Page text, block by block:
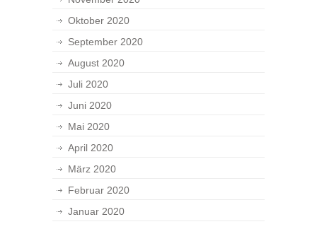
Oktober 2020
September 2020
August 2020
Juli 2020
Juni 2020
Mai 2020
April 2020
März 2020
Februar 2020
Januar 2020